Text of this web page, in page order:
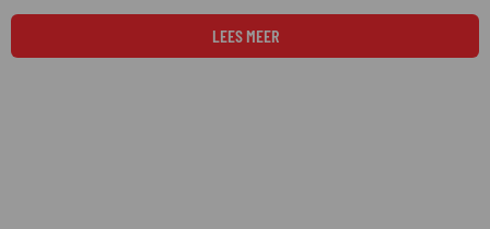
NPO Doc: Mijn Noord.
LEES MEER